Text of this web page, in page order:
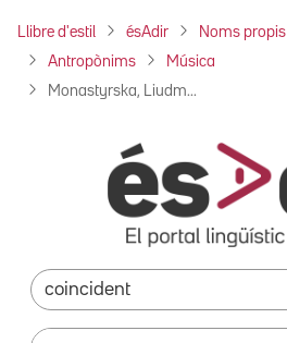
Llibre d'estil ésAdir Noms propis
Antropònims Música
Monastyrska, Liudm...